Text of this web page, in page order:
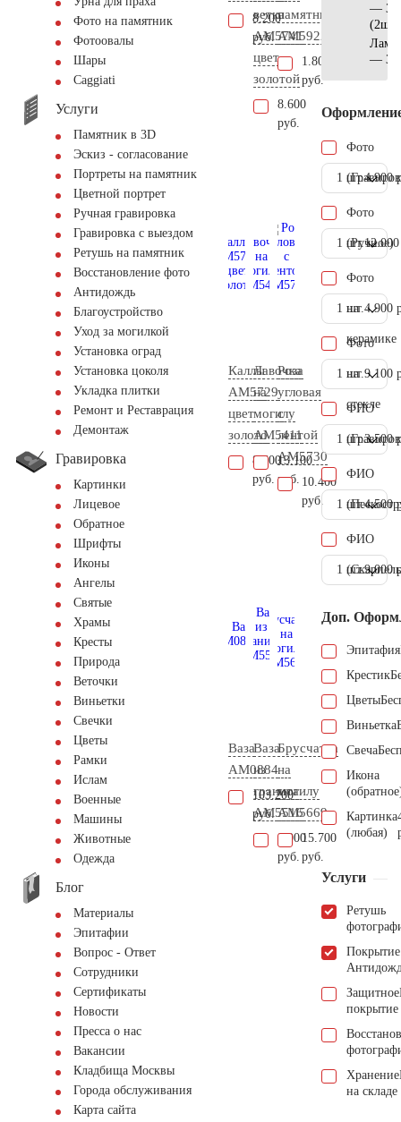
Фото на памятник
Фотоовалы
Шары
Сaggiati
Услуги
Памятник в 3D
Эскиз - согласование
Портреты на памятник
Цветной портрет
Ручная гравировка
Гравировка с выездом
Ретушь на памятник
Восстановление фото
Антидождь
Благоустройство
Уход за могилкой
Установка оград
Установка цоколя
Укладка плитки
Ремонт и Реставрация
Демонтаж
Гравировка
Картинки
Лицевое
Обратное
Шрифты
Иконы
Ангелы
Святые
Храмы
Кресты
Природа
Веточки
Виньетки
Свечки
Цветы
Рамки
Ислам
Военные
Машины
Животные
Одежда
Блог
Материалы
Эпитафии
Вопрос - Ответ
Сотрудники
Сертификаты
Новости
Пресса о нас
Вакансии
Кладбища Москвы
Города обслуживания
Карта сайта
8.200
руб.
ветка
AM5741
цвет
золотой
8.600
руб.
памятник
AM5922
1.800
руб.
Каллы
AM5729
цвет
золото
8.600
руб.
Лавочка
на
могилу
AM5411
13.100
руб.
Роза
угловая
с
лентой
AM5730
10.400
руб.
Ваза
AM0884
103.200
руб.
Ваза
из
гранита
AM5516
8.000
руб.
Брусчатка
на
могилу
AM5669
15.700
руб.
—
(2шт)
—
Фото
1 шт.4.900
Фото
(Ручное)
1 шт.
Фото
на
керамике
1 шт. 4.900
Фото
на
стекле
1 шт. 9.100
ФИО
1 шт.3.500
ФИО
1 шт.4.500
ФИО
1 шт.9.000
Доп.
Эпитафия
Крестик
Цветы
Виньетка
Свеча
Икона
Картинка
(любая)
Услуги
Ретушь
Покрытие
Защитное
покрытие
Хранение
на складе